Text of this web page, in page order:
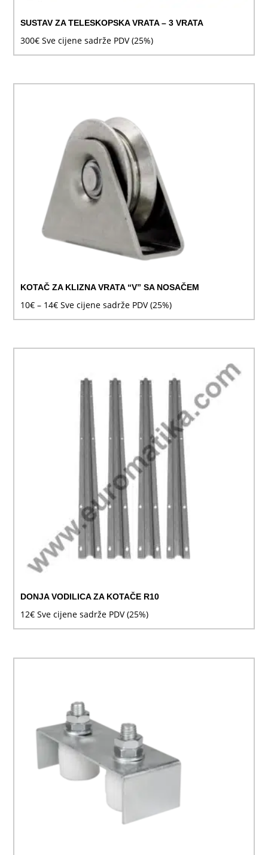
SUSTAV ZA TELESKOPSKA VRATA – 3 VRATA
300€ Sve cijene sadrže PDV (25%)
KOTAČ ZA KLIZNA VRATA “V” SA NOSAČEM
10€ – 14€Raspon
cijena:
10€
Sve cijene sadrže PDV (25%)
DONJA VODILICA ZA KOTAČE R10
12€ Sve cijene sadrže PDV (25%)